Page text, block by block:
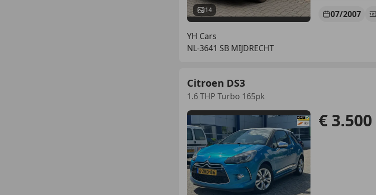
14 07/2007
YH Cars
NL-3641 SB MIJDRECHT
Citroen DS3
1.6 THP Turbo 165pk
€ 3.500